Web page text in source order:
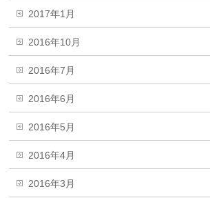
2017年1月
2016年10月
2016年7月
2016年6月
2016年5月
2016年4月
2016年3月